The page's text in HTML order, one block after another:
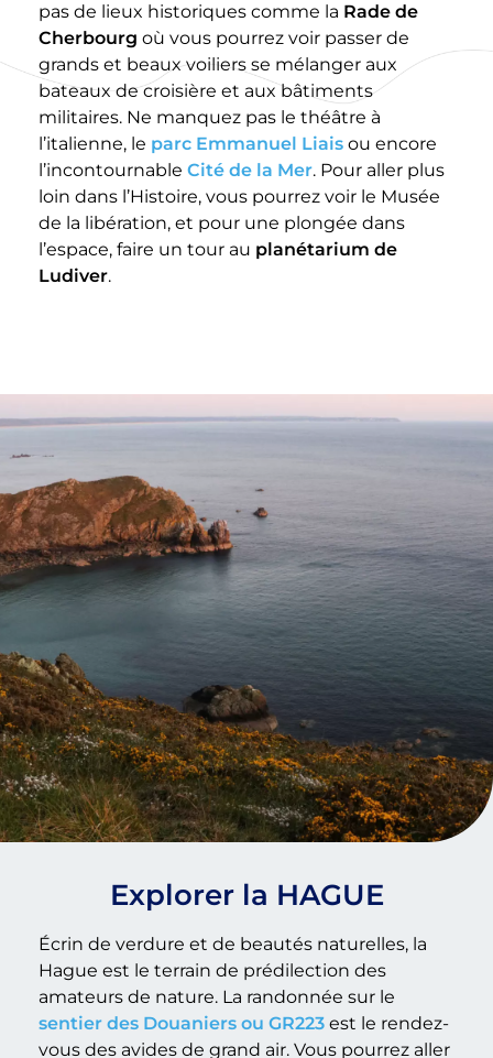
pas de lieux historiques comme la Rade de
Cherbourg où vous pourrez voir passer de
grands et beaux voiliers se mélanger aux
bateaux de croisière et aux bâtiments
militaires. Ne manquez pas le théâtre à
l’italienne, le parc Emmanuel Liais ou encore
l’incontournable Cité de la Mer. Pour aller plus
loin dans l’Histoire, vous pourrez voir le Musée
de la libération, et pour une plongée dans
l’espace, faire un tour au planétarium de
Ludiver.
Explorer la HAGUE
Écrin de verdure et de beautés naturelles, la
Hague est le terrain de prédilection des
amateurs de nature. La randonnée sur le
sentier des Douaniers ou GR223 est le rendez-
vous des avides de grand air. Vous pourrez aller